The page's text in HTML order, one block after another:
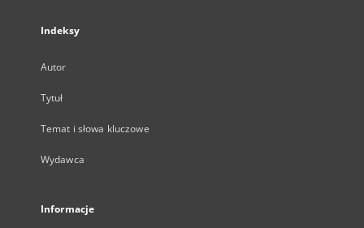
Indeksy
Autor
Tytuł
Temat i słowa kluczowe
Wydawca
Informacje